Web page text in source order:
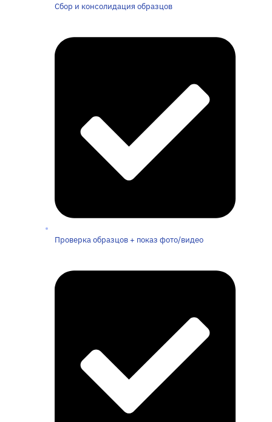
Сбор и консолидация образцов
Проверка образцов + показ фото/видео